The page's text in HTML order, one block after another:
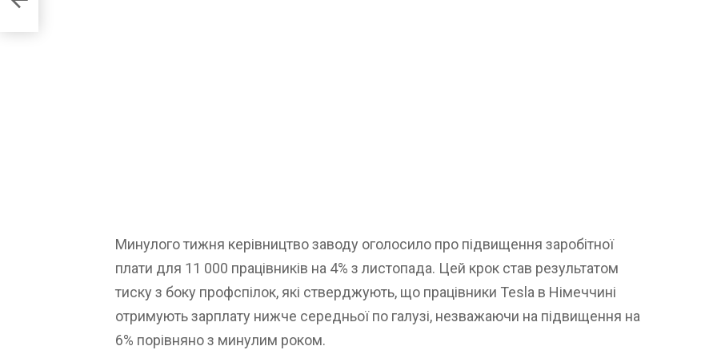
Минулого тижня керівництво заводу оголосило про підвищення заробітної
плати для 11 000 працівників на 4% з листопада. Цей крок став результатом
тиску з боку профспілок, які стверджують, що працівники Tesla в Німеччині
отримують зарплату нижче середньої по галузі, незважаючи на підвищення на
6% порівняно з минулим роком.